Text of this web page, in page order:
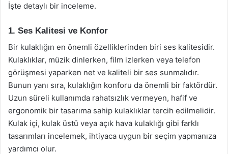
İşte detaylı bir inceleme.
1. Ses Kalitesi ve Konfor
Bir kulaklığın en önemli özelliklerinden biri ses kalitesidir.
Kulaklıklar, müzik dinlerken, film izlerken veya telefon
görüşmesi yaparken net ve kaliteli bir ses sunmalıdır.
Bunun yanı sıra, kulaklığın konforu da önemli bir faktördür.
Uzun süreli kullanımda rahatsızlık vermeyen, hafif ve
ergonomik bir tasarıma sahip kulaklıklar tercih edilmelidir.
Kulak içi, kulak üstü veya açık hava kulaklığı gibi farklı
tasarımları incelemek, ihtiyaca uygun bir seçim yapmanıza
yardımcı olur.